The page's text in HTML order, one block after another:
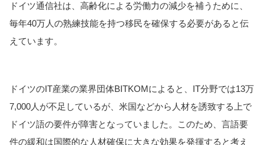
ドイツ通信社は、高齢化による労働力の減少を補うために、
毎年40万人の熟練技能を持つ移民を確保する必要があると伝
えています。
ドイツのIT産業の業界団体BITKOMによると、IT分野では13万
7,000人が不足しているが、米国などから人材を誘致する上で
ドイツ語の要件が障害となっていました。このため、言語要
件の緩和は国際的な人材確保に大きな効果を発揮すると考え